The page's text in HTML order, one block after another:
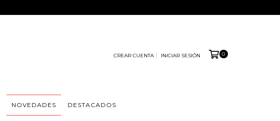
CREAR CUENTA INICIAR SESIÓN 0
NOVEDADES DESTACADOS